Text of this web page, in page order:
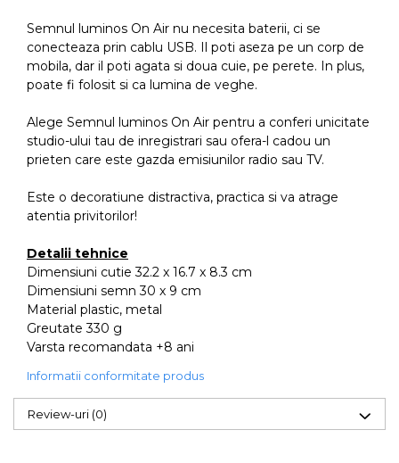
Semnul luminos On Air nu necesita baterii, ci se
conecteaza prin cablu USB. Il poti aseza pe un corp de
mobila, dar il poti agata si doua cuie, pe perete. In plus,
poate fi folosit si ca lumina de veghe.
Alege Semnul luminos On Air pentru a conferi unicitate
studio-ului tau de inregistrari sau ofera-l cadou un
prieten care este gazda emisiunilor radio sau TV.
Este o decoratiune distractiva, practica si va atrage
atentia privitorilor!
Detalii tehnice
Dimensiuni cutie 32.2 x 16.7 x 8.3 cm
Dimensiuni semn 30 x 9 cm
Material plastic, metal
Greutate 330 g
Varsta recomandata +8 ani
Informatii conformitate produs
Review-uri (0)